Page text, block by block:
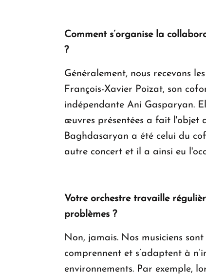
Comment s’organise la
?
Généralement, nous recevons
François-Xavier Poizat, son
indépendante Ani Gasparyan.
œuvres présentées a fait l'objet
Baghdasaryan a été celui du
autre concert et il a ainsi eu
Votre orchestre travaille
problèmes ?
Non, jamais. Nos musiciens
comprennent et s’adaptent à
environnements. Par exemple,